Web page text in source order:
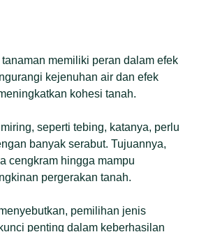
memiliki peran dalam efek
kejenuhan air dan efek
kohesi tanah.
seperti tebing, katanya, perlu
banyak serabut. Tujuannya,
cengkram hingga mampu
pergerakan tanah.
pemilihan jenis
penting dalam keberhasilan